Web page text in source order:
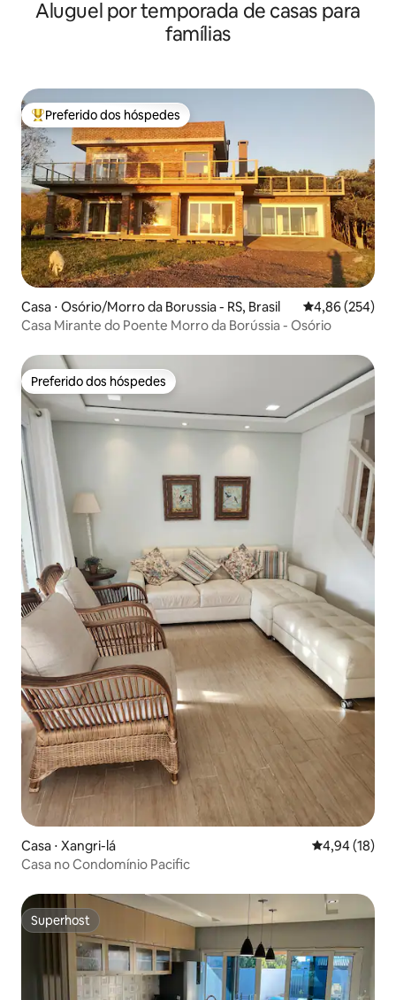
Aluguel por temporada de casas para
famílias
Entre os melhores preferidos dos hóspedes
Preferido dos hóspedes
Casa ⋅ Osório/Morro da Borussia - RS, Brasil 4,86 de uma
4,86 (254)
Casa Mirante do Poente Morro da Borússia - Osório
Preferido dos hóspedes
Preferido dos hóspedes
Casa ⋅ Xangri-lá 4,94 de uma
4,94 (18)
Casa no Condomínio Pacific
Superhost
Superhost